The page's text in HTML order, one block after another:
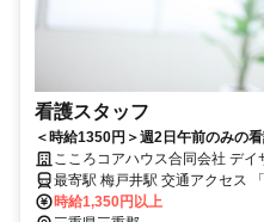
看護スタッフ
＜時給1350円＞週2日午前のみの
こころコアハウス合同会社 デイ
最寄駅 梅戸井駅 交通アクセス 「梅戸井駅」から車で9分 ・車・バイ
ク通勤OK ・駐車場あり
時給1,350円以上